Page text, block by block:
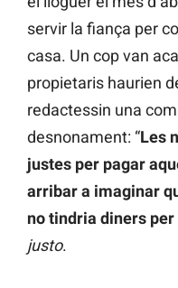
servir la fiança per
casa. Un cop van
propietaris haurien
redactessin una
desnonament: “Les
justes per pagar
arribar a imaginar
no tindria diners per
justo.